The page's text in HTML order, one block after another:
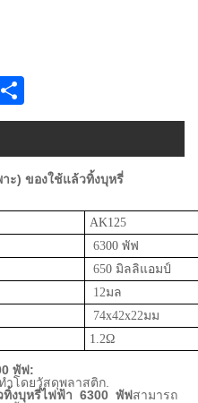
ะ) ของใช้แล้วทิ้งบุหรี่
AK125
6300 พัฟ
650 มิลลิแอมป์
12มล
74x42x22มม
1.2Ω
พัฟ:
ำโดยวัสดุพลาสติก.
ทิ้งบุหรี่ไฟฟ้า 6300 พัฟสามารถ